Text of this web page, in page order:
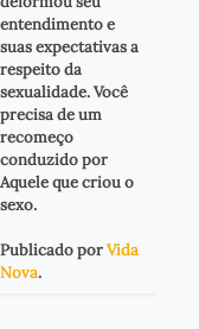
entendimento e
suas expectativas a
respeito da
sexualidade. Você
precisa de um
recomeço
conduzido por
Aquele que criou o
sexo.
Publicado porVida
Nova.